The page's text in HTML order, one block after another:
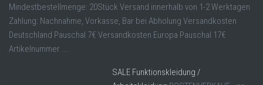
Mindestbestellmenge: 20Stück Versand innerhalb von 1-2 Werktagen
Zahlung: Nachnahme, Vorkasse, Bar bei Abholung Versandkosten
Deutschland Pauschal 7€ Versandkosten Europa Pauschal 17€
Artikelnummer ...
SALE Funktionskleidung /